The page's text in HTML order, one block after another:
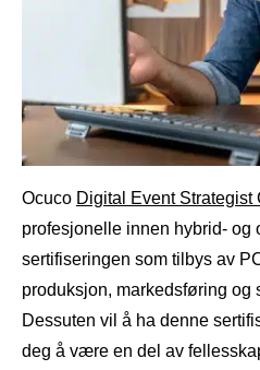
Ocuco Digital Event Strategist
profesjonelle innen hybrid- og
sertifiseringen som tilbys av
produksjon, markedsføring og
Dessuten vil å ha denne
deg å være en del av